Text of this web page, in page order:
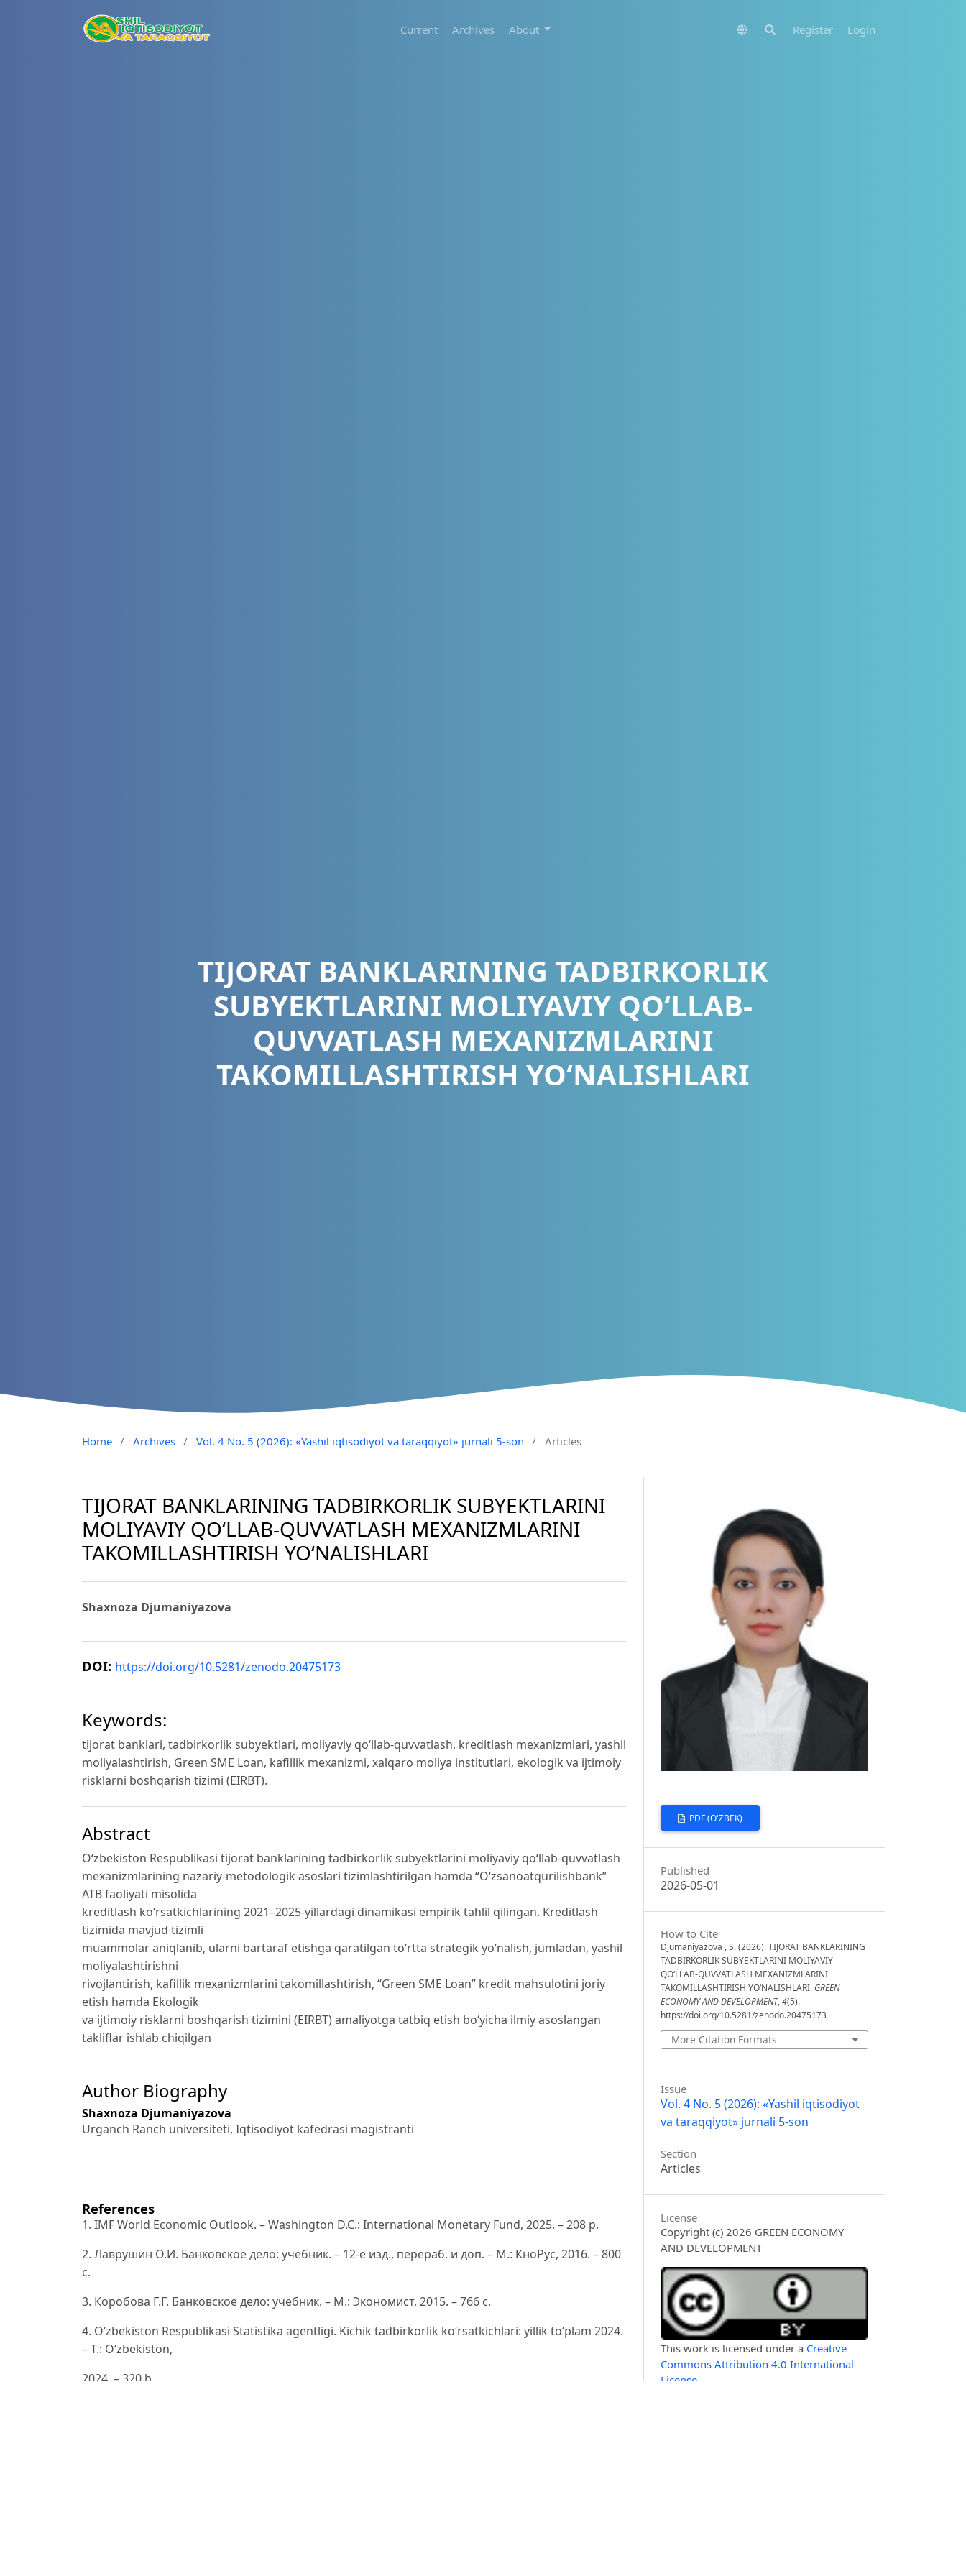
Current Archives About Register Login
TIJORAT BANKLARINING TADBIRKORLIK
SUBYEKTLARINI MOLIYAVIY QO‘LLAB-
QUVVATLASH MEXANIZMLARINI
TAKOMILLASHTIRISH YO‘NALISHLARI
Home / Archives / Vol. 4 No. 5 (2026): «Yashil iqtisodiyot va taraqqiyot» jurnali 5-son / Articles
TIJORAT BANKLARINING TADBIRKORLIK SUBYEKTLARINI
MOLIYAVIY QO‘LLAB-QUVVATLASH MEXANIZMLARINI
TAKOMILLASHTIRISH YO‘NALISHLARI
Shaxnoza Djumaniyazova
DOI: https://doi.org/10.5281/zenodo.20475173
Keywords:
tijorat banklari, tadbirkorlik subyektlari, moliyaviy qo‘llab-quvvatlash, kreditlash mexanizmlari, yashil
moliyalashtirish, Green SME Loan, kafillik mexanizmi, xalqaro moliya institutlari, ekologik va ijtimoiy
risklarni boshqarish tizimi (EIRBT).
Abstract
O‘zbekiston Respublikasi tijorat banklarining tadbirkorlik subyektlarini moliyaviy qo‘llab-quvvatlash
mexanizmlarining nazariy-metodologik asoslari tizimlashtirilgan hamda “O‘zsanoatqurilishbank”
ATB faoliyati misolida
kreditlash ko‘rsatkichlarining 2021–2025-yillardagi dinamikasi empirik tahlil qilingan. Kreditlash
tizimida mavjud tizimli
muammolar aniqlanib, ularni bartaraf etishga qaratilgan to‘rtta strategik yo‘nalish, jumladan, yashil
moliyalashtirishni
rivojlantirish, kafillik mexanizmlarini takomillashtirish, “Green SME Loan” kredit mahsulotini joriy
etish hamda Ekologik
va ijtimoiy risklarni boshqarish tizimini (EIRBT) amaliyotga tatbiq etish bo‘yicha ilmiy asoslangan
takliflar ishlab chiqilgan
Author Biography
Shaxnoza Djumaniyazova
Urganch Ranch universiteti, Iqtisodiyot kafedrasi magistranti
References
1. IMF World Economic Outlook. – Washington D.C.: International Monetary Fund, 2025. – 208 p.
2. Лаврушин О.И. Банковское дело: учебник. – 12-е изд., перераб. и доп. – М.: КноРус, 2016. – 800
с.
3. Коробова Г.Г. Банковское дело: учебник. – М.: Экономист, 2015. – 766 с.
4. O‘zbekiston Respublikasi Statistika agentligi. Kichik tadbirkorlik ko‘rsatkichlari: yillik to‘plam 2024.
– T.: O‘zbekiston,
2024. – 320 b.
PDF (O'ZBEK)
Published
2026-05-01
How to Cite
Djumaniyazova , S. (2026). TIJORAT BANKLARINING
TADBIRKORLIK SUBYEKTLARINI MOLIYAVIY
QO‘LLAB-QUVVATLASH MEXANIZMLARINI
TAKOMILLASHTIRISH YO‘NALISHLARI. GREEN
ECONOMY AND DEVELOPMENT,4(5).
https://doi.org/10.5281/zenodo.20475173
More Citation Formats
Issue
Vol. 4 No. 5 (2026): «Yashil iqtisodiyot
va taraqqiyot» jurnali 5-son
Section
Articles
License
Copyright (c) 2026 GREEN ECONOMY
AND DEVELOPMENT
This work is licensed under a Creative
Commons Attribution 4.0 International
License